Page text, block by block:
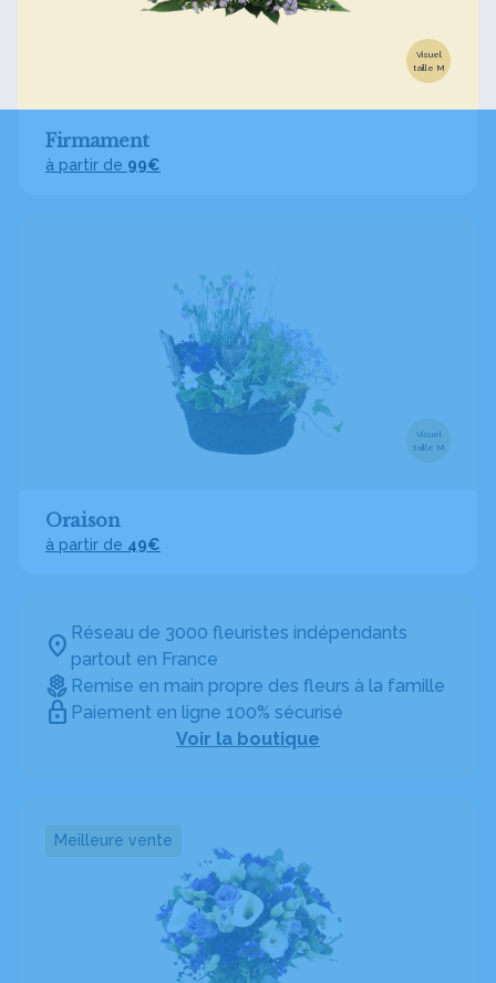
Réseau de 3000 fleuristes indépendants
partout en France
Remise en main propre des fleurs à la famille
Paiement en ligne 100% sécurisé
Voir la boutique
Visuel
taille M
Firmament
à partir de 99€
Visuel
taille M
Oraison
à partir de 49€
Meilleure vente